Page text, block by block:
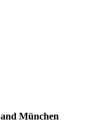
München